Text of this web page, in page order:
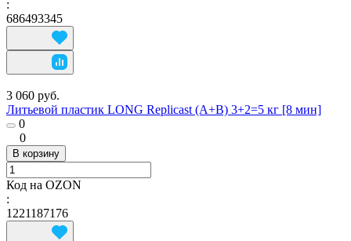
:
686493345
3 060 руб.
Литьевой пластик LONG Replicast (А+В) 3+2=5 кг [8 мин]
0
0
В корзину
Код на OZON
:
1221187176